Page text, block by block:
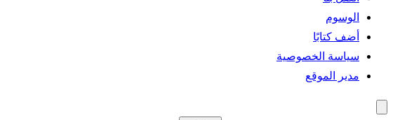
الوسوم
أضف كتابًا
سياسة الخصوصية
مدير الموقع